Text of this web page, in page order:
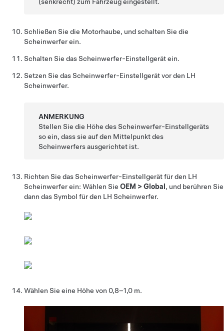
(senkrecht) zum Fahrzeug eingestellt.
Schließen Sie die Motorhaube, und schalten Sie die
Scheinwerfer ein.
Schalten Sie das Scheinwerfer-Einstellgerät ein.
Setzen Sie das Scheinwerfer-Einstellgerät vor den LH
Scheinwerfer.
ANMERKUNG
Stellen Sie die Höhe des Scheinwerfer-Einstellgeräts
so ein, dass sie auf den Mittelpunkt des
Scheinwerfers ausgerichtet ist.
Richten Sie das Scheinwerfer-Einstellgerät für den LH
Scheinwerfer ein: Wählen Sie OEM > Global , und berühren Sie
dann das Symbol für den LH Scheinwerfer.
Wählen Sie eine Höhe von 0,8–1,0 m.